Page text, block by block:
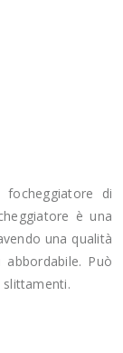
di
è una
una qualità
Può
slittamenti.